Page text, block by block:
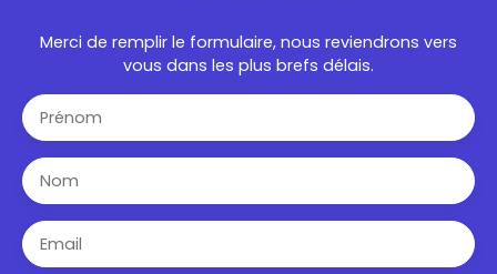
Merci de remplir le formulaire, nous reviendrons vers
vous dans les plus brefs délais.
Prénom
Nom
Email